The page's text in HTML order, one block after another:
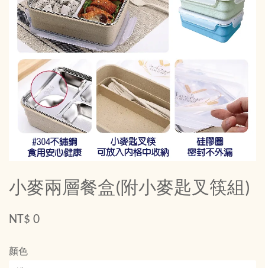
小麥兩層餐盒(附小麥匙叉筷組)
NT$ 0
顏色